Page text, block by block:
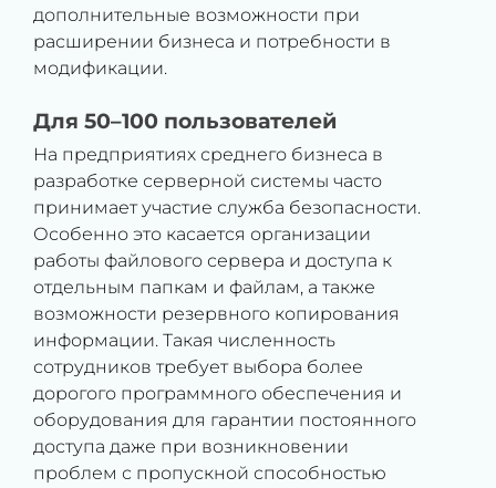
дополнительные возможности при
расширении бизнеса и потребности в
модификации.
Для 50–100 пользователей
На предприятиях среднего бизнеса в
разработке серверной системы часто
принимает участие служба безопасности.
Особенно это касается организации
работы файлового сервера и доступа к
отдельным папкам и файлам, а также
возможности резервного копирования
информации. Такая численность
сотрудников требует выбора более
дорогого программного обеспечения и
оборудования для гарантии постоянного
доступа даже при возникновении
проблем с пропускной способностью